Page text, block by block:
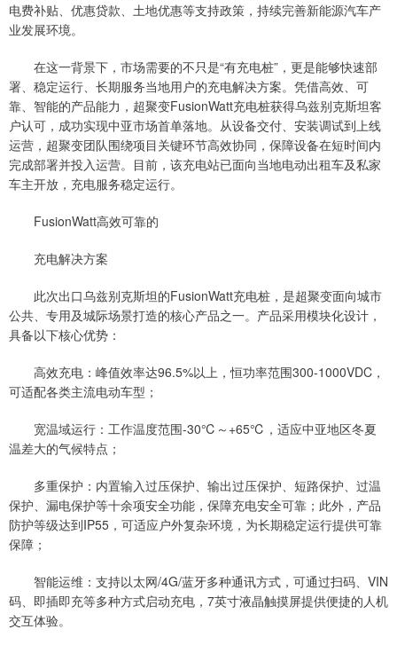
电费补贴、优惠贷款、土地优惠等支持政策，持续完善新能源汽车产
业发展环境。
在这一背景下，市场需要的不只是“有充电桩”，更是能够快速部
署、稳定运行、长期服务当地用户的充电解决方案。凭借高效、可
靠、智能的产品能力，超聚变FusionWatt充电桩获得乌兹别克斯坦客
户认可，成功实现中亚市场首单落地。从设备交付、安装调试到上线
运营，超聚变团队围绕项目关键环节高效协同，保障设备在短时间内
完成部署并投入运营。目前，该充电站已面向当地电动出租车及私家
车主开放，充电服务稳定运行。
FusionWatt高效可靠的
充电解决方案
此次出口乌兹别克斯坦的FusionWatt充电桩，是超聚变面向城市
公共、专用及城际场景打造的核心产品之一。产品采用模块化设计，
具备以下核心优势：
高效充电：峰值效率达96.5%以上，恒功率范围300-1000VDC，
可适配各类主流电动车型；
宽温域运行：工作温度范围-30℃～+65℃，适应中亚地区冬夏
温差大的气候特点；
多重保护：内置输入过压保护、输出过压保护、短路保护、过温
保护、漏电保护等十余项安全功能，保障充电安全可靠；此外，产品
防护等级达到IP55，可适应户外复杂环境，为长期稳定运行提供可靠
保障；
智能运维：支持以太网/4G/蓝牙多种通讯方式，可通过扫码、VIN
码、即插即充等多种方式启动充电，7英寸液晶触摸屏提供便捷的人机
交互体验。